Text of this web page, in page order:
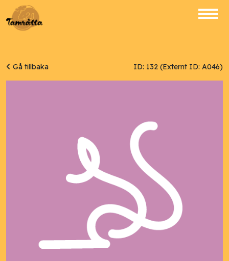
Gå tillbaka ID: 132 (Externt ID: A046)